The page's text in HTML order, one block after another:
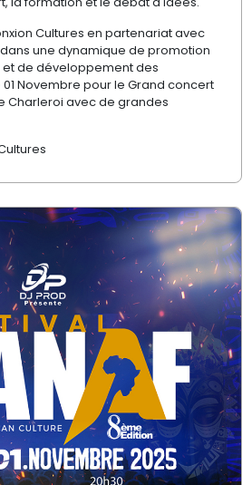
Cultures en partenariat avec
dans une dynamique de promotion
de développement des
Novembre pour le Grand concert
Charleroi avec de grandes